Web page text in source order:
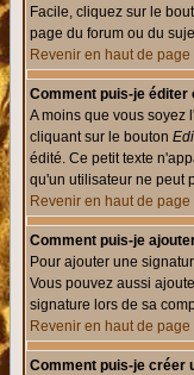
Facile, cliquez sur le
page du forum ou du
Revenir en haut de page
Comment puis-je éditer
A moins que vous soyez
cliquant sur le bouton
édité. Ce petit texte
qu'un utilisateur ne peut
Revenir en haut de page
Comment puis-je
Pour ajouter une
Vous pouvez aussi
signature lors de sa
Revenir en haut de page
Comment puis-je créer